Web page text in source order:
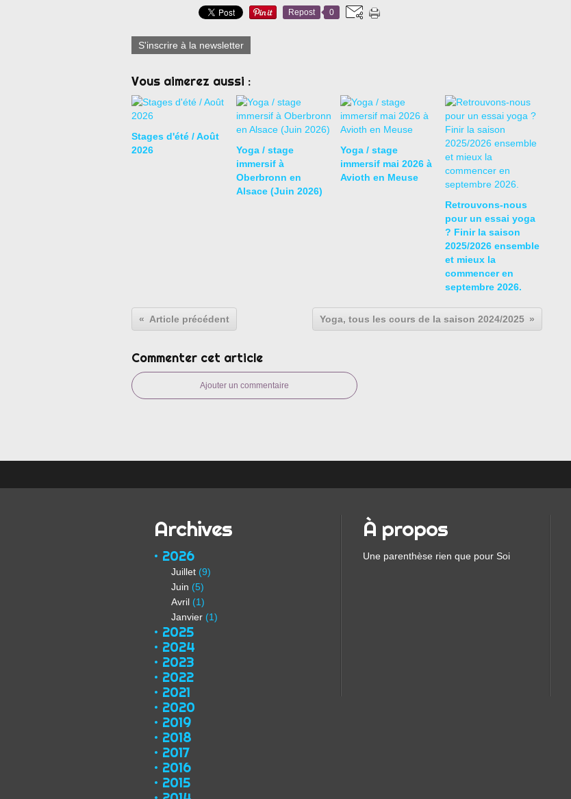
Repost 0
S'inscrire à la newsletter
Vous aimerez aussi :
Stages d'été / Août
2026
Yoga / stage
immersif à
Oberbronn en
Alsace (Juin 2026)
Yoga / stage
immersif mai 2026 à
Avioth en Meuse
Retrouvons-nous
pour un essai yoga
? Finir la saison
2025/2026 ensemble
et mieux la
commencer en
septembre 2026.
Article précédent Yoga, tous les cours de la saison 2024/2025
Commenter cet article
Ajouter un commentaire
Archives
2026
Juillet (9)
Juin (5)
Avril (1)
Janvier (1)
2025
2024
2023
2022
2021
2020
2019
2018
2017
2016
2015
À propos
Une parenthèse rien que pour Soi